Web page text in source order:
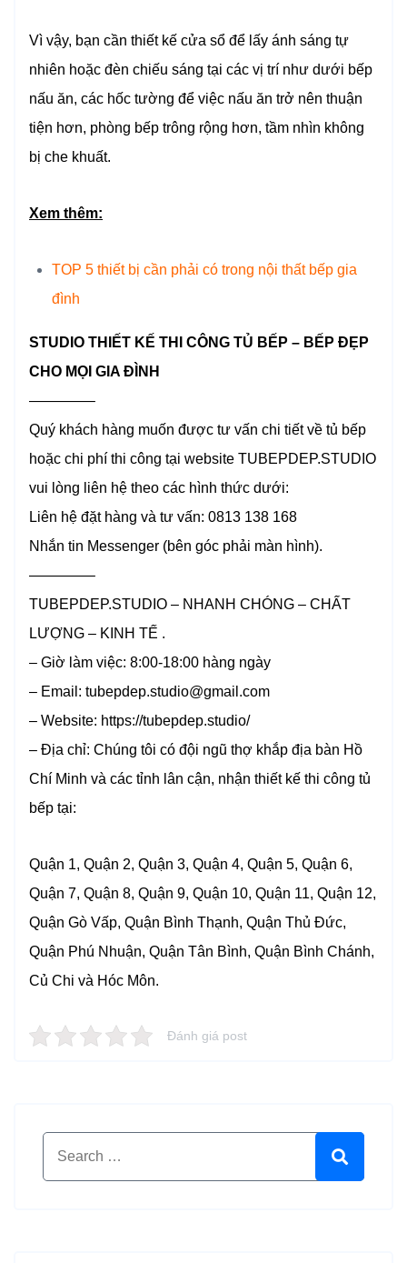
Vì vậy, bạn cần thiết kế cửa sổ để lấy ánh sáng tự
nhiên hoặc đèn chiếu sáng tại các vị trí như dưới bếp
nấu ăn, các hốc tường để việc nấu ăn trở nên thuận
tiện hơn, phòng bếp trông rộng hơn, tầm nhìn không
bị che khuất.
Xem thêm:
TOP 5 thiết bị cần phải có trong nội thất bếp gia
đình
STUDIO THIẾT KẾ THI CÔNG TỦ BẾP – BẾP ĐẸP
CHO MỌI GIA ĐÌNH
————–
Quý khách hàng muốn được tư vấn chi tiết về tủ bếp
hoặc chi phí thi công tại website TUBEPDEP.STUDIO
vui lòng liên hệ theo các hình thức dưới:
Liên hệ đặt hàng và tư vấn: 0813 138 168
Nhắn tin Messenger (bên góc phải màn hình).
————–
TUBEPDEP.STUDIO – NHANH CHÓNG – CHẤT
LƯỢNG – KINH TẾ .
– Giờ làm việc: 8:00-18:00 hàng ngày
– Email: tubepdep.studio@gmail.com
– Website: https://tubepdep.studio/
– Địa chỉ: Chúng tôi có đội ngũ thợ khắp địa bàn Hồ
Chí Minh và các tỉnh lân cận, nhận thiết kế thi công tủ
bếp tại:
Quận 1, Quận 2, Quận 3, Quận 4, Quận 5, Quận 6,
Quận 7, Quận 8, Quận 9, Quận 10, Quận 11, Quận 12,
Quận Gò Vấp, Quận Bình Thạnh, Quận Thủ Đức,
Quận Phú Nhuận, Quận Tân Bình, Quận Bình Chánh,
Củ Chi và Hóc Môn.
Đánh giá post